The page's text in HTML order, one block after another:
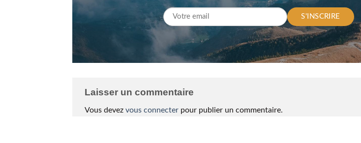
S'INSCRIRE
Laisser un commentaire
Vous devez vous connecter pour publier un commentaire.